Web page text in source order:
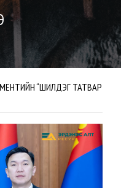
“ШИЛДЭГ ТАТВАР